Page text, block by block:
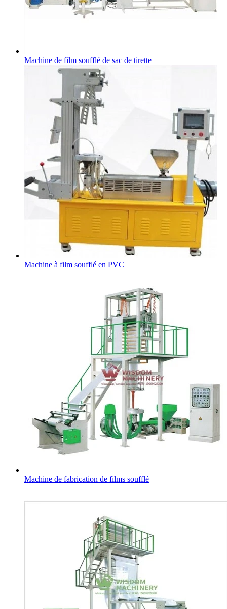
Machine de film soufflé de sac de tirette
Machine à film soufflé en PVC
Machine de fabrication de films soufflé